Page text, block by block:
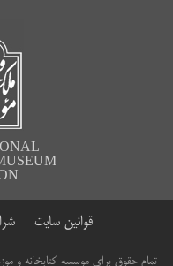
قوانین سایت
تمام حقوق برای موسسه کتابخانه و